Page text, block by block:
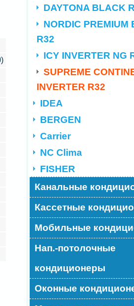
DAYTONA BLACK
NORDIC PREMIUM
R32
ICY INVERTER NG
SUPREME
INVERTER R32
IDEA
BERGEN
Carrier
NC Clima
FISHER
Канальные
Кассетные
Мобильные
Нап.-потолочные
кондиционеры
Оконные